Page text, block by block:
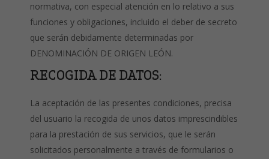
normativa, con especial atención en lo relativo a sus
funciones y obligaciones, incluido el deber de secreto
que serán debidamente determinadas por
DENOMINACIÓN DE ORIGEN LEÓN.
RECOGIDA DE DATOS:
La aceptación de las presentes condiciones, precisa
del usuario la recogida de unos datos imprescindibles
para la prestación de sus servicios, que le serán
solicitados personalmente a través de formularios o